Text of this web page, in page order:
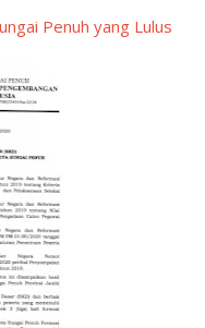
Penuh yang Lulus